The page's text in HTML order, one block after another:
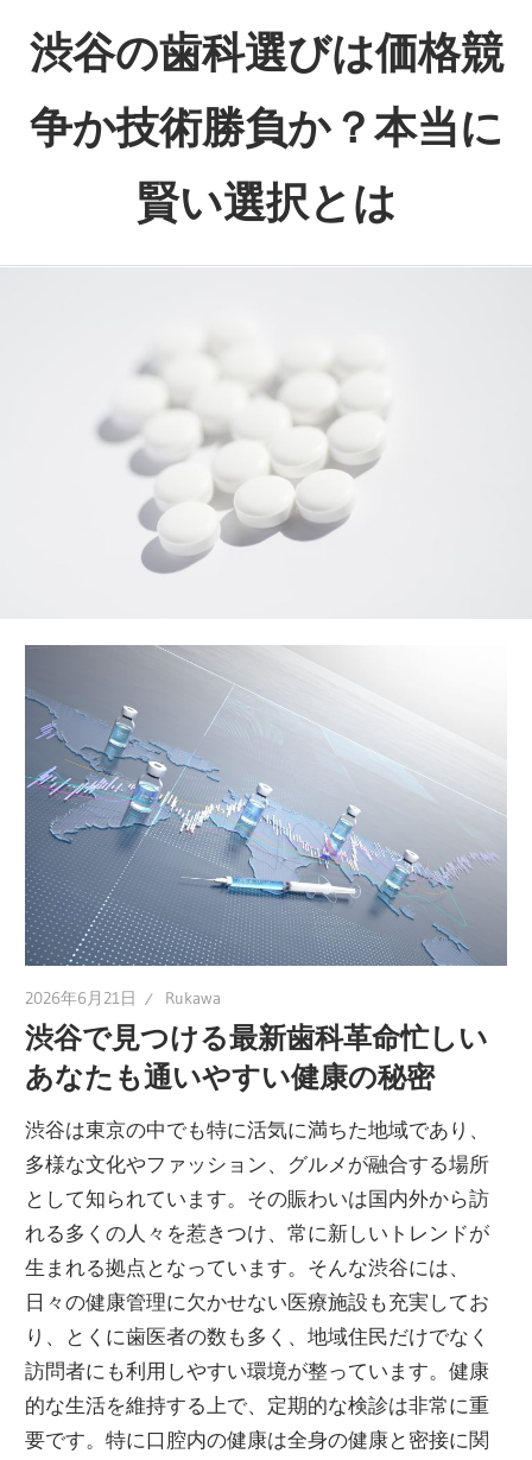
渋谷の歯科選びは価格競
争か技術勝負か？本当に
賢い選択とは
療
の
価
値
と
未
来
へ
の
安
心
感
2026年6月21日 Rukawa
渋谷で見つける最新歯科革命忙しい
あなたも通いやすい健康の秘密
渋谷は東京の中でも特に活気に満ちた地域であり、
多様な文化やファッション、グルメが融合する場所
として知られています。 その賑わいは国内外から訪
れる多くの人々を惹きつけ、常に新しいトレンドが
生まれる拠点となっています。そんな渋谷には、
日々の健康管理に欠かせない医療施設も充実してお
り、とくに歯医者の数も多く、地域住民だけでなく
訪問者にも利用しやすい環境が整っています。健康
的な生活を維持する上で、定期的な検診は非常に重
要です。特に口腔内の健康は全身の健康と密接に関